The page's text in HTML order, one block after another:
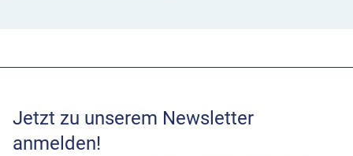
Jetzt zu unserem Newsletter
anmelden!